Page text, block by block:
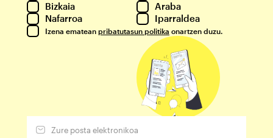
Bizkaia
Araba
Nafarroa
Iparraldea
Izena ematean pribatutasun politika onartzen duzu.